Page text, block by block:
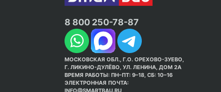
8 800 250-78-87
МОСКОВСКАЯ ОБЛ., Г.О. ОРЕХОВО-ЗУЕВО,
Г. ЛИКИНО-ДУЛЁВО, УЛ. ЛЕНИНА, ДОМ 2А
ВРЕМЯ РАБОТЫ: ПН–ПТ: 9–18, СБ: 10–16
ЭЛЕКТРОННАЯ ПОЧТА:
INFO@SMARTBAU.RU